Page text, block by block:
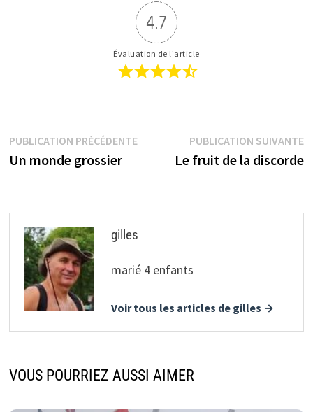
4.7
Évaluation de l'article
Navigation
de
PUBLICATION PRÉCÉDENTEPublication
précédente :
Un monde grossier
PUBLICATION SUIVANTE
Le fruit de la discorde
gilles
marié 4 enfants
Voir tous les articles de gilles →
VOUS POURRIEZ AUSSI AIMER